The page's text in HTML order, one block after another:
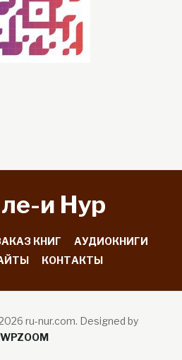
и Hyp
КНИГ
АУДИОКНИГИ
КОНТАКТЫ
ru-nur.com. Designed by
WPZOOM